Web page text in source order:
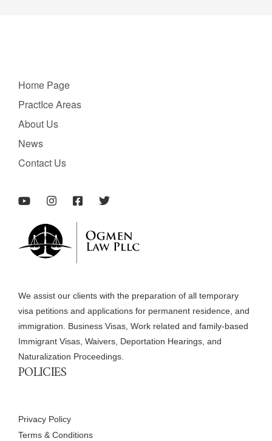
Home Page
PractIce Areas
About Us
News
Contact Us
We assist our clients with the preparation of all temporary
visa petitions and applications for permanent residence, and
immigration. Business Visas, Work related and family-based
Immigrant Visas, Waivers, Deportation Hearings, and
Naturalization Proceedings.
POLICIES
Privacy Policy
Terms & Conditions